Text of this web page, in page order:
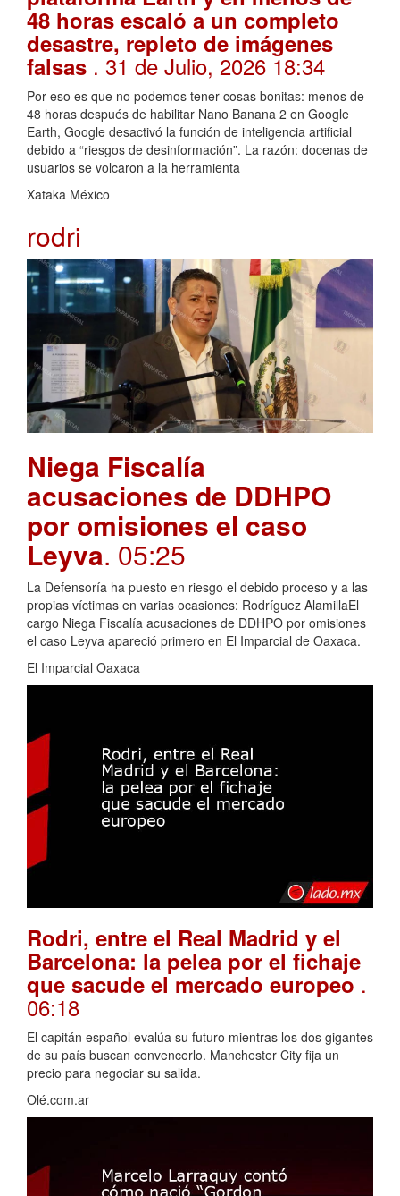
48 horas escaló a un completo
desastre, repleto de imágenes
falsas . 31 de Julio, 2026 18:34
Por eso es que no podemos tener cosas bonitas: menos de
48 horas después de habilitar Nano Banana 2 en Google
Earth, Google desactivó la función de inteligencia artificial
debido a “riesgos de desinformación”. La razón: docenas de
usuarios se volcaron a la herramienta
Xataka México
rodri
Niega Fiscalía
acusaciones de DDHPO
por omisiones el caso
Leyva. 05:25
La Defensoría ha puesto en riesgo el debido proceso y a las
propias víctimas en varias ocasiones: Rodríguez AlamillaEl
cargo Niega Fiscalía acusaciones de DDHPO por omisiones
el caso Leyva apareció primero en El Imparcial de Oaxaca.
El Imparcial Oaxaca
Rodri, entre el Real Madrid y el
Barcelona: la pelea por el fichaje
que sacude el mercado europeo .
06:18
El capitán español evalúa su futuro mientras los dos gigantes
de su país buscan convencerlo. Manchester City fija un
precio para negociar su salida.
Olé.com.ar